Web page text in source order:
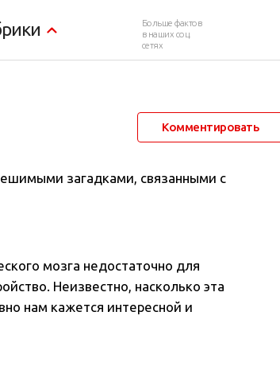
Больше фактов
в наших соц.
сетях
Комментировать
загадками, связанными с
мозга недостаточно для
Неизвестно, насколько эта
нам кажется интересной и